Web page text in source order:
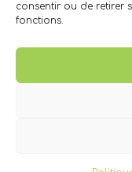
consentir ou de retirer
fonctions.